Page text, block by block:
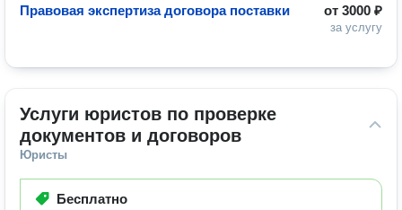
от 3000 ₽
за услугу
Правовая экспертиза договора поставки
Услуги юристов по проверке
документов и договоров
Юристы
Бесплатно